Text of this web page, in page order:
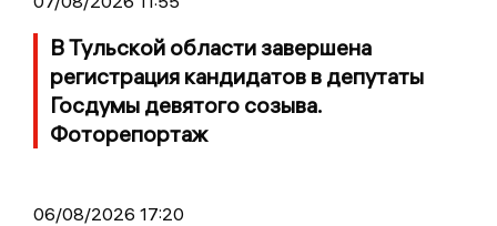
В Тульской области завершена
регистрация кандидатов в депутаты
Госдумы девятого созыва.
Фоторепортаж
06/08/2026 17:20